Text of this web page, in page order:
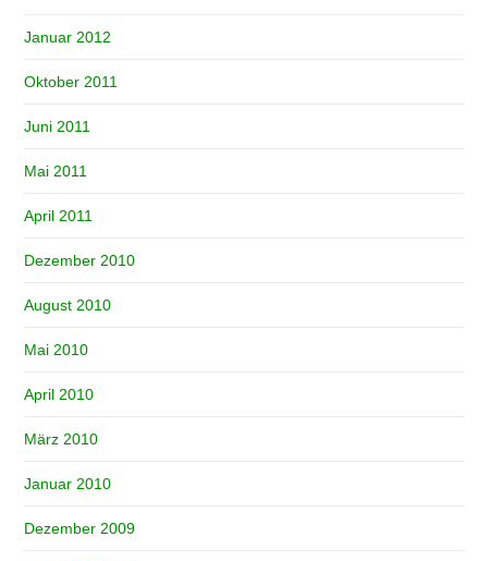
Januar 2012
Oktober 2011
Juni 2011
Mai 2011
April 2011
Dezember 2010
August 2010
Mai 2010
April 2010
März 2010
Januar 2010
Dezember 2009